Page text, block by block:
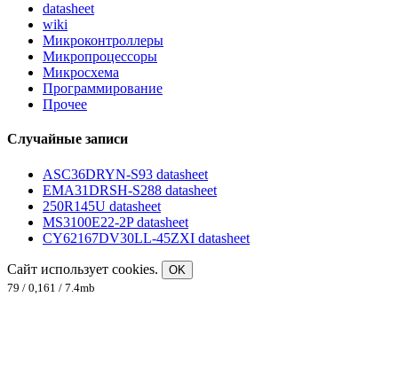
datasheet
wiki
Микроконтроллеры
Микропроцессоры
Микросхема
Программирование
Прочее
Случайные записи
ASC36DRYN-S93 datasheet
EMA31DRSH-S288 datasheet
250R145U datasheet
MS3100E22-2P datasheet
CY62167DV30LL-45ZXI datasheet
Сайт использует cookies.
OK
79 / 0,161 / 7.4mb